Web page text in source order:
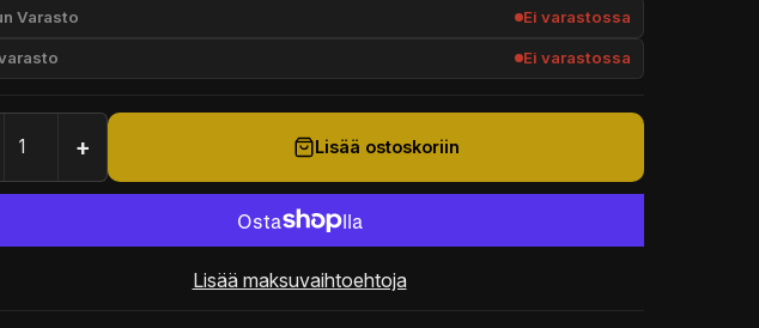
Varasto Ei varastossa
Ei varastossa
+ Lisää ostoskoriin
Lisää maksuvaihtoehtoja